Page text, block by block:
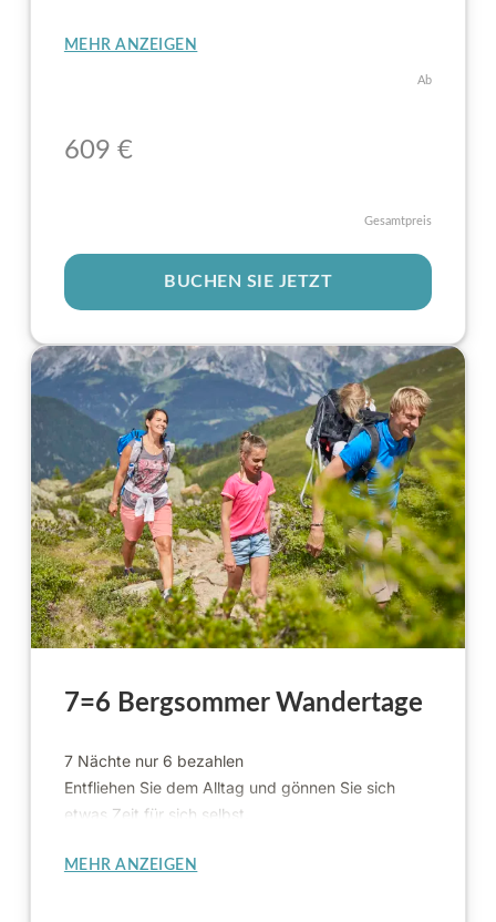
MEHR ANZEIGEN
Ab
609 €
Gesamtpreis
BUCHEN SIE JETZT
7=6 Bergsommer Wandertage
7 Nächte nur 6 bezahlen
Entfliehen Sie dem Alltag und gönnen Sie sich
etwas Zeit für sich selbst.
MEHR ANZEIGEN